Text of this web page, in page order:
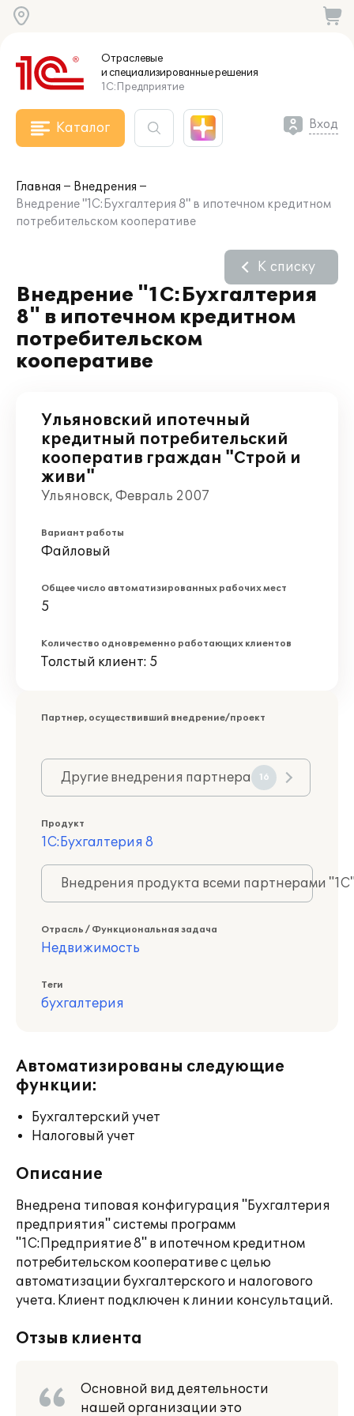
Отраслевые
и специализированныерешения
1С:Предприятие
Каталог Вход
Главная
Внедрения
Внедрение "1С:Бухгалтерия 8" в ипотечном кредитном
потребительском кооперативе
Внедрение "1С:Бухгалтерия
8" в ипотечном кредитном
потребительском
кооперативе
К списку
Ульяновский ипотечный
кредитный потребительский
кооператив граждан "Строй и
живи"
Ульяновск, Февраль 2007
Вариант работы
Файловый
Общее число автоматизированных рабочих мест
5
Количество одновременно работающих клиентов
Толстый клиент: 5
Партнер, осуществивший внедрение/проект
Другие внедрения партнера 16
Продукт
1С:Бухгалтерия 8
Внедрения продукта всеми партнерами
Отрасль / Функциональная задача
Недвижимость
Теги
бухгалтерия
Автоматизированы следующие
функции:
Бухгалтерский учет
Налоговый учет
Описание
Внедрена типовая конфигурация "Бухгалтерия
предприятия" системы программ
"1С:Предприятие 8" в ипотечном кредитном
потребительском кооперативе с целью
автоматизации бухгалтерского и налогового
учета. Клиент подключен к линии консультаций.
Отзыв клиента
Основной вид деятельности
нашей организации это